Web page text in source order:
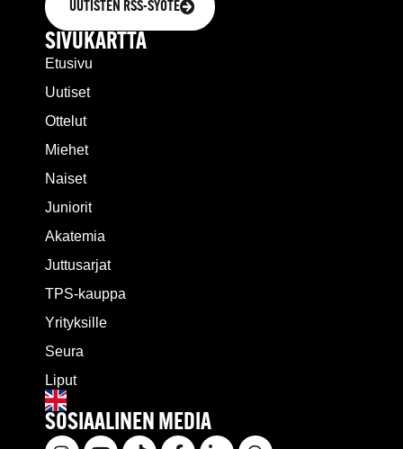
UUTISTEN RSS-SYÖTE
SIVUKARTTA
Etusivu
Uutiset
Ottelut
Miehet
Naiset
Juniorit
Akatemia
Juttusarjat
TPS-kauppa
Yrityksille
Seura
Liput
SOSIAALINEN MEDIA